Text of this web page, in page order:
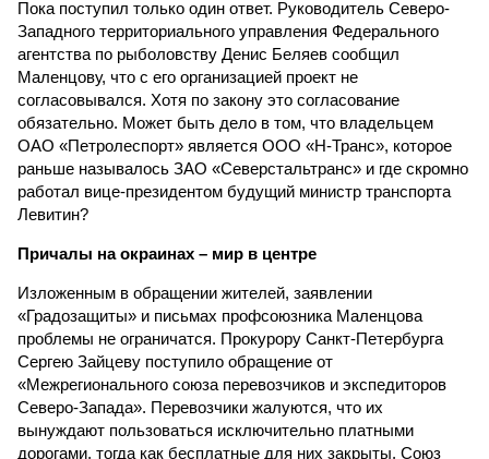
Пока поступил только один ответ. Руководитель Северо-
Западного территориального управления Федерального
агентства по рыболовству Денис Беляев сообщил
Маленцову, что с его организацией проект не
согласовывался. Хотя по закону это согласование
обязательно. Может быть дело в том, что владельцем
ОАО «Петролеспорт» является ООО «Н-Транс», которое
раньше называлось ЗАО «Северстальтранс» и где скромно
работал вице-президентом будущий министр транспорта
Левитин?
Причалы на окраинах – мир в центре
Изложенным в обращении жителей, заявлении
«Градозащиты» и письмах профсоюзника Маленцова
проблемы не ограничатся. Прокурору Санкт-Петербурга
Сергею Зайцеву поступило обращение от
«Межрегионального союза перевозчиков и экспедиторов
Северо-Запада». Перевозчики жалуются, что их
вынуждают пользоваться исключительно платными
дорогами, тогда как бесплатные для них закрыты. Союз